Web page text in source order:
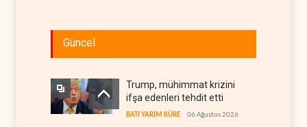
Güncel
Trump, mühimmat krizini
ifşa edenleri tehdit etti
BATI YARIM KÜRE 06 Ağustos 2026